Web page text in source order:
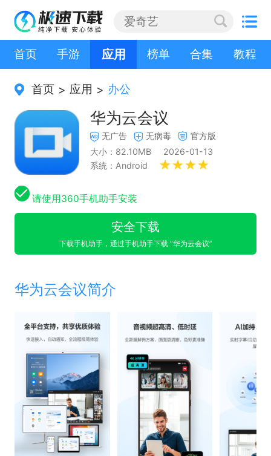
首页 手游 应用 榜单 合集 教程
首页 > 应用 > 办公
华为云会议
无广告 无病毒
官方版
大小：82.10MB
2026-01-13
系统：Android
请使用360手机助手安装
安全下载
下载手机助手，通过手机助手下载 “华为云会议”
华为云会议简介